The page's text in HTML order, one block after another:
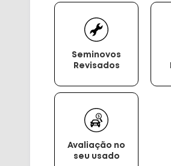
Seminovos
Revisados
Avaliação no
seu usado